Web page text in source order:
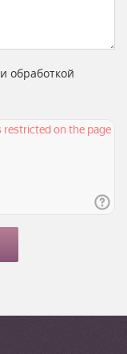
и обработкой